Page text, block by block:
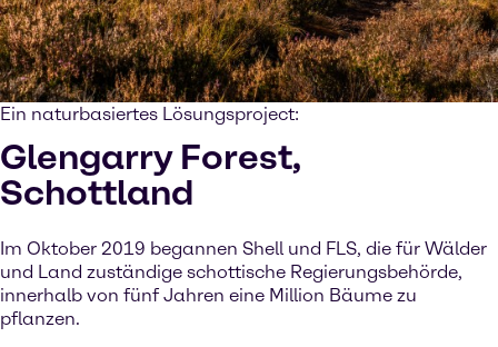
Ein naturbasiertes Lösungsproject:
Glengarry Forest,
Schottland
Im Oktober 2019 begannen Shell und FLS, die für Wälder
und Land zuständige schottische Regierungsbehörde,
innerhalb von fünf Jahren eine Million Bäume zu
pflanzen.